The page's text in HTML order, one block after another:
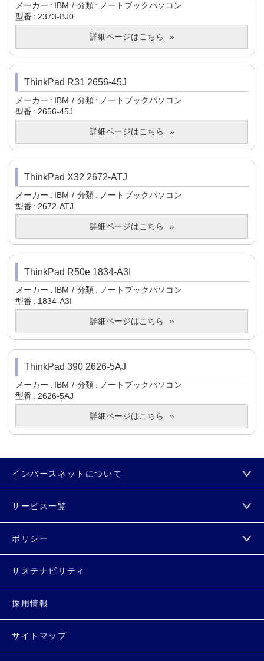
メーカー IBM 分類
ノートブックパソコン
型番
2373-BJ0
詳細ページはこちら
ThinkPad R31 2656-45J
メーカー IBM 分類
ノートブックパソコン
型番
2656-45J
詳細ページはこちら
ThinkPad X32 2672-ATJ
メーカー IBM 分類
ノートブックパソコン
型番
2672-ATJ
詳細ページはこちら
ThinkPad R50e 1834-A3I
メーカー IBM 分類
ノートブックパソコン
型番
1834-A3I
詳細ページはこちら
ThinkPad 390 2626-5AJ
メーカー IBM 分類
ノートブックパソコン
型番
2626-5AJ
詳細ページはこちら
インバースネットについて
サービス一覧
ポリシー
サステナビリティ
採用情報
サイトマップ